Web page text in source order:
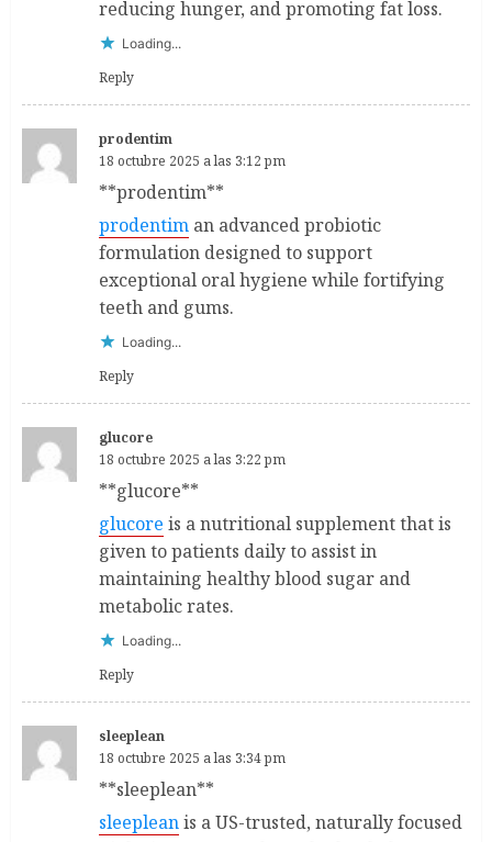
reducing hunger, and promoting fat loss.
Loading...
Reply
prodentim
18 octubre 2025 a las 3:12 pm
** prodentim**
prodentim an advanced probiotic
formulation designed to support
exceptional oral hygiene while fortifying
teeth and gums.
Loading...
Reply
glucore
18 octubre 2025 a las 3:22 pm
** glucore**
glucore is a nutritional supplement that is
given to patients daily to assist in
maintaining healthy blood sugar and
metabolic rates.
Loading...
Reply
sleeplean
18 octubre 2025 a las 3:34 pm
** sleeplean**
sleepleanis a US-trusted, naturally focused